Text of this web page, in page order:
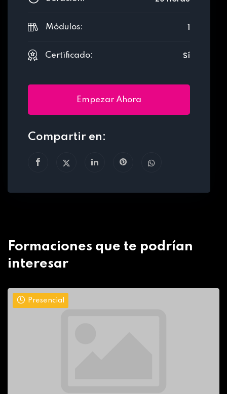
Módulos: 1
Certificado: Sí
Empezar Ahora
Compartir en:
Formaciones que te podrían
interesar
Presencial